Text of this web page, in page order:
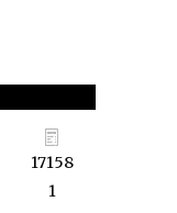
17158
1